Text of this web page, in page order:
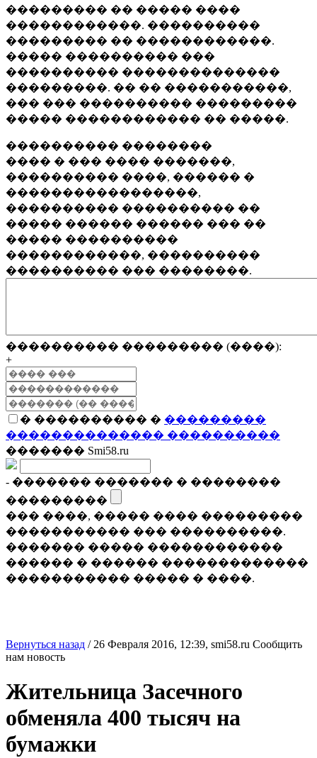
��������� �� ����� ����
������������. ����������
��������� �� ������������.
����� ���������� ���
���������� ��������������
���������. �� �� �����������,
��� ��� ���������� ���������
����� ������������ �� �����.
���������� ��������
���� � ��� ���� �������,
���������� ����, ������ �
�����������������,
���������� ���������� ��
����� ������ ������ ��� ��
����� ����������
������������, ����������
���������� ��� ��������.
���������� ��������� (����):
+
� ���������� � ���������
�������������� ����������
������� Smi58.ru
- ������� ������� � ��������
���������
��� ����, ����� ���� ���������
����������� ��� ����������.
������� ����� ������������
������ � ������ �������������
����������� ����� � ����.
Вернуться назад / 26 Февраля 2016, 12:39, smi58.ru Сообщить
нам новость
Жительница Засечного
обменяла 400 тысяч на
бумажки